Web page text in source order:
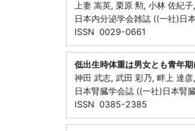
上妻 嵩英, 栗原 勲, 小林 佐紀
日本内分泌学会雑誌 ((一社)
ISSN 0029-0661
低出生時体重は男女とも青年
神田 武志, 武田 彩乃, 畔上 達
日本腎臓学会誌 ((一社)日本
ISSN 0385-2385